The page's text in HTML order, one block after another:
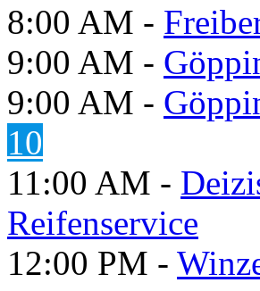
8:00 AM -
9:00 AM -
9:00 AM -
10
11:00 AM -
Reifenservice
12:00 PM -